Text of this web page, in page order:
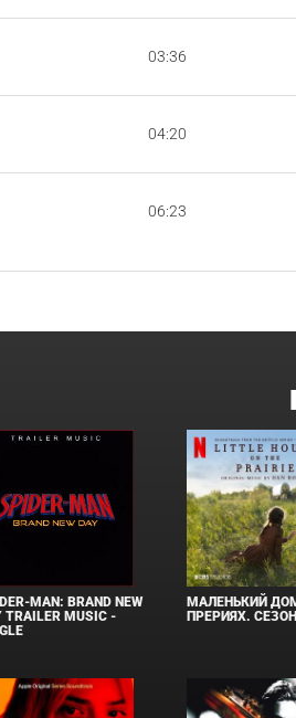
03:36
04:20
06:23
MAN: BRAND NEW
TRAILER MUSIC -
МАЛЕНЬКИЙ
ПРЕРИЯХ. СЕЗОН